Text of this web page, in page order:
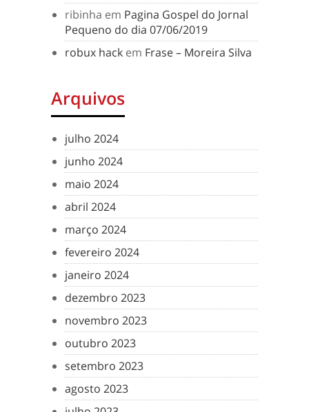
ribinha em Pagina Gospel do Jornal
Pequeno do dia 07/06/2019
robux hack em Frase – Moreira Silva
Arquivos
julho 2024
junho 2024
maio 2024
abril 2024
março 2024
fevereiro 2024
janeiro 2024
dezembro 2023
novembro 2023
outubro 2023
setembro 2023
agosto 2023